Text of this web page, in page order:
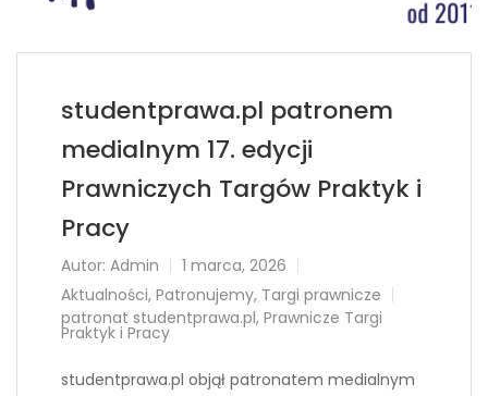
studentprawa.pl patronem
medialnym 17. edycji
Prawniczych Targów Praktyk i
Pracy
Autor: Admin
1 marca, 2026
Aktualności, Patronujemy, Targi prawnicze
patronat studentprawa.pl, Prawnicze Targi
Praktyk i Pracy
studentprawa.pl objął patronatem medialnym